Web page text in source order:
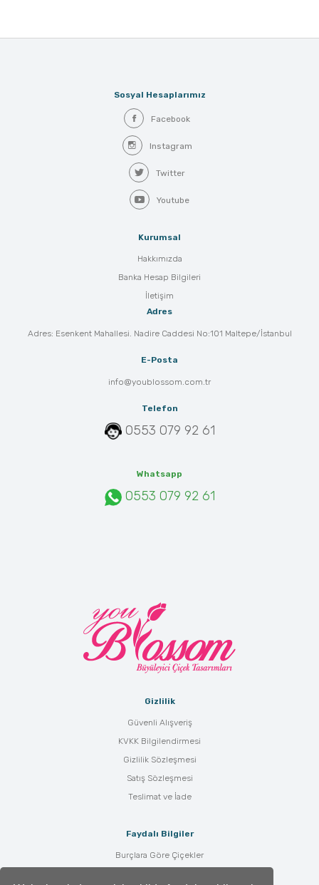
Sosyal Hesaplarımız
Facebook
Instagram
Twitter
Youtube
Kurumsal
Hakkımızda
Banka Hesap Bilgileri
İletişim
Adres
Adres: Esenkent Mahallesi. Nadire Caddesi No:101 Maltepe/İstanbul
E-Posta
info@youblossom.com.tr
Telefon
0553 079 92 61
Whatsapp
0553 079 92 61
Gizlilik
Güvenli Alışveriş
KVKK Bilgilendirmesi
Gizlilik Sözleşmesi
Satış Sözleşmesi
Teslimat ve İade
Faydalı Bilgiler
Burçlara Göre Çiçekler